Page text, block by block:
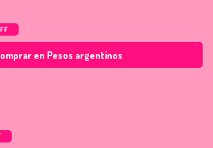
en Pesos argentinos